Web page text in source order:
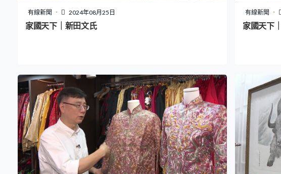
有線新聞 2024年08月25日
家國天下｜新田文氏
有線新聞
家國天下